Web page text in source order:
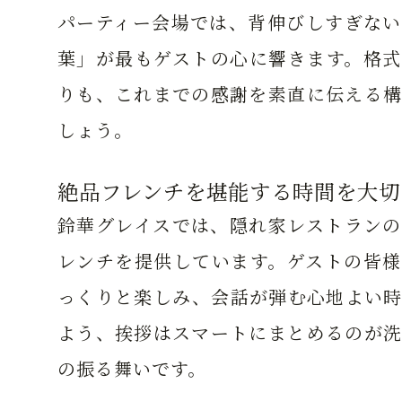
パーティー会場では、背伸びしすぎな
葉」が最もゲストの心に響きます。格
りも、これまでの感謝を素直に伝える
しょう。
絶品フレンチを堪能する時間を大
鈴華グレイスでは、隠れ家レストラン
レンチを提供しています。ゲストの皆
っくりと楽しみ、会話が弾む心地よい
よう、挨拶はスマートにまとめるのが
の振る舞いです。